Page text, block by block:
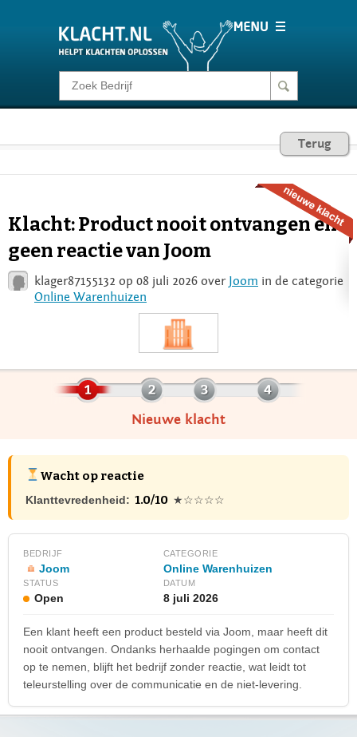
Klacht melden
Consumentenrecht
Voor Bedrijven
Login
Terug
Klacht: Product nooit ontvangen en
geen reactie van Joom
klager87155132 op 08 juli 2026 over Joom in de categorie
Online Warenhuizen
Nieuwe klacht
Wacht op reactie
Klanttevredenheid: 1.0/10 ★☆☆☆☆
BEDRIJF
Joom
CATEGORIE
Online Warenhuizen
STATUS
Open
DATUM
8 juli 2026
Een klant heeft een product besteld via Joom, maar heeft dit
nooit ontvangen. Ondanks herhaalde pogingen om contact
op te nemen, blijft het bedrijf zonder reactie, wat leidt tot
teleurstelling over de communicatie en de niet-levering.